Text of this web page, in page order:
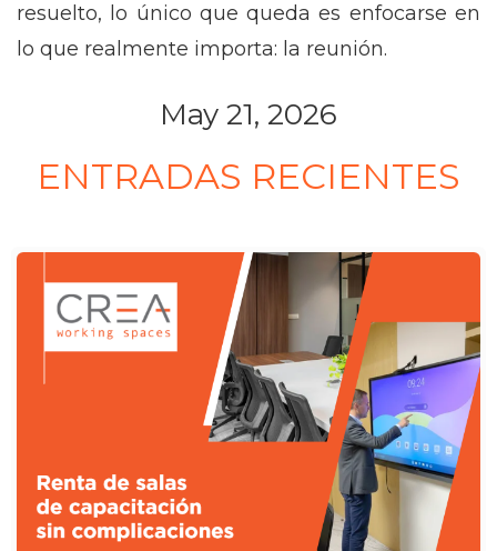
resuelto, lo único que queda es enfocarse en
lo que realmente importa: la reunión.
May 21, 2026
ENTRADAS RECIENTES